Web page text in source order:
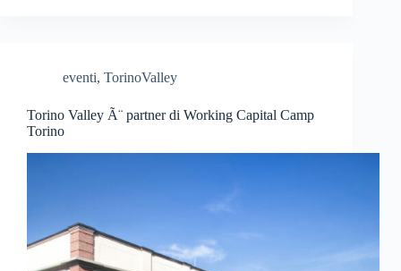
eventi, TorinoValley
Torino Valley Ã¨ partner di Working Capital Camp
Torino